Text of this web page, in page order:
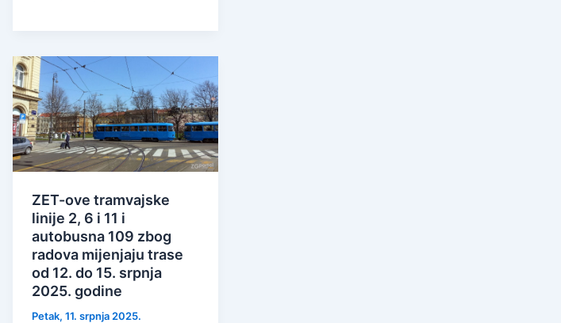
ZET-ove tramvajske
linije 2, 6 i 11 i
autobusna 109 zbog
radova mijenjaju trase
od 12. do 15. srpnja
2025. godine
Petak, 11. srpnja 2025.